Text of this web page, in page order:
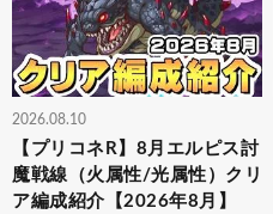
2026.08.10
【プリコネR】8月エルピス討
魔戦線（火属性/光属性）クリ
ア編成紹介【2026年8月】